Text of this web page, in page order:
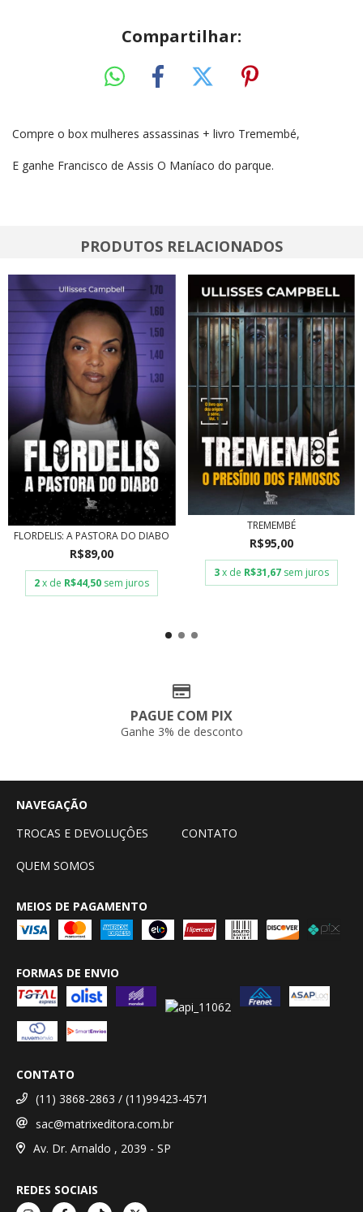
Compartilhar:
Compre o box mulheres assassinas + livro Tremembé,
E ganhe Francisco de Assis O Maníaco do parque.
PRODUTOS RELACIONADOS
FLORDELIS: A PASTORA DO DIABO
R$89,00
2x de R$44,50 sem juros
TREMEMBÉ
R$95,00
3x de R$31,67 sem juros
PAGUE COM PIX
Ganhe 3% de desconto
NAVEGAÇÃO
TROCAS E DEVOLUÇÔES
CONTATO
QUEM SOMOS
MEIOS DE PAGAMENTO
FORMAS DE ENVIO
CONTATO
(11) 3868-2863 / (11)99423-4571
sac@matrixeditora.com.br
Av. Dr. Arnaldo , 2039 - SP
REDES SOCIAIS